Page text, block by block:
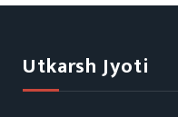
Utkarsh Jyoti